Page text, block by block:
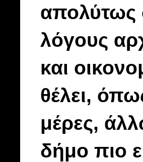
απολύτως
λόγους
και
θέλει,
μέρες,
δήμο πιο